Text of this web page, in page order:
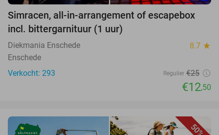
Simracen, all-in-arrangement of escapebox
incl. bittergarnituur (1 uur)
Diekmania Enschede 8.7 star
Enschede
Verkocht: 293
Regulier €25
€12,50
50%